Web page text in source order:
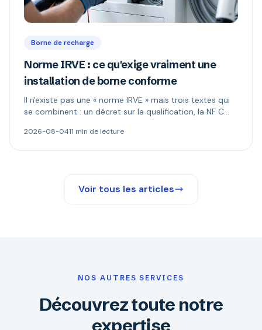
Borne de recharge
Norme IRVE : ce qu'exige vraiment une
installation de borne conforme
Il n'existe pas une « norme IRVE » mais trois textes qui
se combinent : un décret sur la qualification, la NF C
borne. Ce qui est réellement obligatoire, et quand le
2026-08-0411 min de lecture
Voir tous les articles
NOS AUTRES SERVICES
Découvrez toute notre
expertise